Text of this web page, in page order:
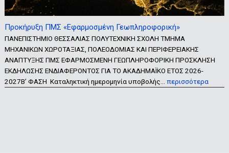
Προκήρυξη ΠΜΣ «Εφαρμοσμένη Γεωπληροφορική»
ΠΑΝΕΠΙΣΤΗΜΙΟ ΘΕΣΣΑΛΙΑΣ ΠΟΛΥΤΕΧΝΙΚΗ ΣΧΟΛΗ ΤΜΗΜΑ
ΜΗΧΑΝΙΚΩΝ ΧΩΡΟΤΑΞΙΑΣ, ΠΟΛΕΟΔΟΜΙΑΣ ΚΑΙ ΠΕΡΙΦΕΡΕΙΑΚΗΣ
ΑΝΑΠΤΥΞΗΣ ΠΜΣ ΕΦΑΡΜΟΣΜΕΝΗ ΓΕΩΠΛΗΡΟΦΟΡΙΚΗ ΠΡΟΣΚΛΗΣΗ
ΕΚΔΗΛΩΣΗΣ ΕΝΔΙΑΦΕΡΟΝΤΟΣ ΓΙΑ ΤΟ ΑΚΑΔΗΜΑΪΚΟ ΕΤΟΣ 2026-
2027Β’ ΦΑΣΗ Καταληκτική ημερομηνία υποβολής… περισσότερα